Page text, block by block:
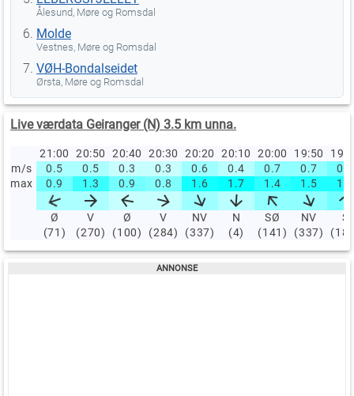
Ålesund, Møre og Romsdal
Molde
Vestnes, Møre og Romsdal
VØH-Bondalseidet
Ørsta, Møre og Romsdal
Live værdata Geiranger (N) 3.5 km unna.
21:00 20:50 20:40 20:30 20:20 20:10 20:00 19:50
m/s
0.5 0.5 0.3 0.3 0.6 0.4 0.7 0.7
0.9
max
0.9 1.3 0.9 0.8 1.6 1.7 1.4 1.5 1.5
Ø
(71)
V
(270)
Ø
(100)
V
(284)
NV
(337)
N
(4)
SØ
(141)
NV
(337)
S